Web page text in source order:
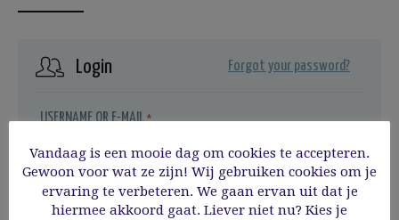
Login Forgot your password?
USERNAME OR E-MAIL *
PASSWORD *
Vandaag is een mooie dag om cookies te accepteren.
Gewoon voor wat ze zijn! Wij gebruiken cookies om je
ervaring te verbeteren. We gaan ervan uit dat je
hiermee akkoord gaat. Liever niet nu? Kies je